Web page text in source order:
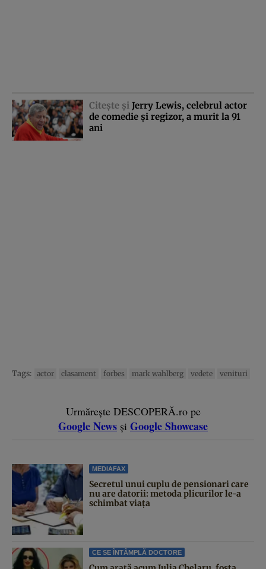
Citeşte şi Jerry Lewis, celebrul actor
de comedie şi regizor, a murit la 91
ani
Tags: actor clasament forbes mark wahlberg vedete venituri
Urmărește DESCOPERĂ.ro pe
Google News și Google Showcase
MEDIAFAX
Secretul unui cuplu de pensionari care
nu are datorii: metoda plicurilor le-a
schimbat viața
CE SE ÎNTÂMPLĂ DOCTORE